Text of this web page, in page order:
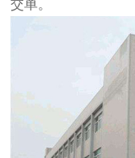
交单。